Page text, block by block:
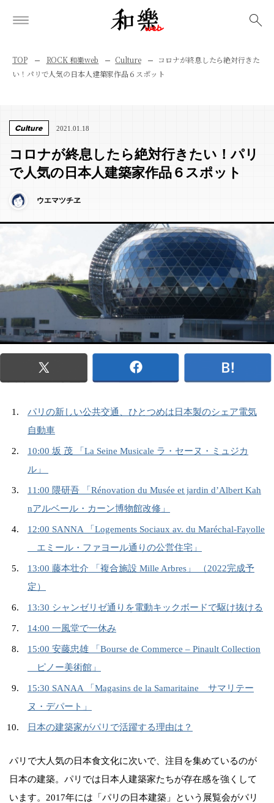
TOP ROCK 和樂web Culture
コロナが終息したら絶対行きた
い！パリで人気の日本人建築家作品６スポット
Culture 2021.01.18
コロナが終息したら絶対行きたい！パリ
で人気の日本人建築家作品６スポット
ウエマツチヱ
パリの新しい公共交通、ひとつめは日本製のシェア電気
自動車
10:00 坂 茂 「La Seine Musicale ラ・セーヌ・ミュジカ
ル」
11:00 隈研吾 「Rénovation du Musée et jardin d’Albert Kah
nアルベール・カーン博物館改修」
12:00 SANNA 「Logements Sociaux av. du Maréchal-Fayolle
エミール・ファヨール通りの公営住宅」
13:00 藤本壮介 「複合施設 Mille Arbres」 （2022完成予
定）
13:30 シャンゼリゼ通りを電動キックボードで駆け抜ける
14:00 一風堂で一休み
15:00 安藤忠雄 「Bourse de Commerce – Pinault Collection
ピノー美術館」
15:30 SANAA 「Magasins de la Samaritaine サマリテー
ヌ・デパート」
日本の建築家がパリで活躍する理由は？
パリで大人気の日本食文化に次いで、注目を集めているのが
日本の建築。パリでは日本人建築家たちが存在感を強くして
います。2017年には「パリの日本建築」という展覧会がパリ